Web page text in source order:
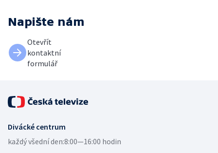
Napište nám
Otevřít
kontaktní
formulář
Divácké centrum
každý všední den:8:00—16:00 hodin